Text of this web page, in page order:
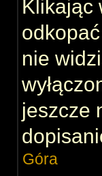
Klikając
nie
jeszcze
Góra